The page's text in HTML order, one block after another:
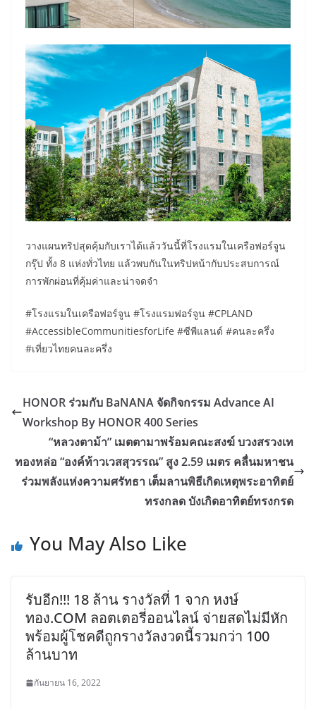
วางแผนทริปสุดคุ้มกับเราได้แล้ววันนี้ที่โรงแรมในเครือฟอร์จูน
กรุ๊ป ทั้ง 8 แห่งทั่วไทย แล้วพบกันในทริปหน้ากับประสบการณ์
การพักผ่อนที่คุ้มค่าและน่าจดจำ
#โรงแรมในเครือฟอร์จูน #โรงแรมฟอร์จูน #CPLAND
#AccessibleCommunitiesforLife #ซีพีแลนด์ #คนละครึ่ง
#เที่ยวไทยคนละครึ่ง
HONOR ร่วมกับ BaNANA จัดกิจกรรม Advance AI
Workshop By HONOR 400 Series
“หลวงตาม้า” เมตตามาพร้อมคณะสงฆ์ บวงสรวงเท
ทองหล่อ “องค์ท้าวเวสสุวรรณ” สูง 2.59 เมตร คลื่นมหาชน
ร่วมพลังแห่งความศรัทธา เต็มลานพิธีเกิดเหตุพระอาทิตย์
ทรงกลด บังเกิดอาทิตย์ทรงกรด
You May Also Like
รับอีก!!! 18 ล้าน รางวัลที่ 1 จาก หงษ์
ทอง.COM ลอตเตอรี่ออนไลน์ จ่ายสดไม่มีหัก
พร้อมผู้โชคดีถูกรางวัลงวดนี้รวมกว่า 100
ล้านบาท
กันยายน 16, 2022